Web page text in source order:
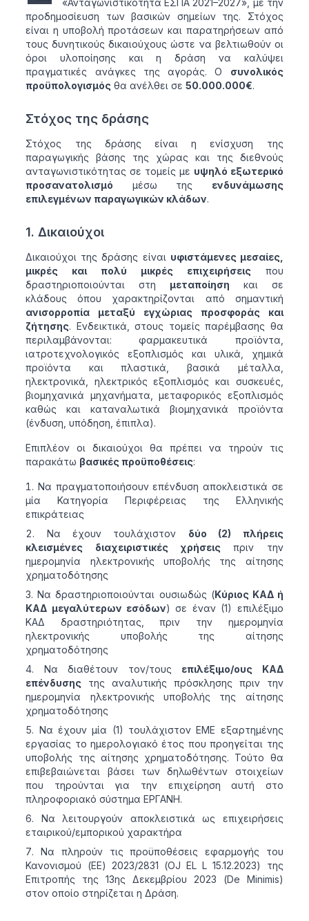
προδημοσίευση των βασικών σημείων της. Στόχος
είναι η υποβολή προτάσεων και παρατηρήσεων από
τους δυνητικούς δικαιούχους ώστε να βελτιωθούν οι
όροι υλοποίησης και η δράση να καλύψει
πραγματικές ανάγκες της αγοράς. Ο συνολικός
προϋπολογισμός θα ανέλθει σε50.000.000€.
Στόχος της δράσης
Στόχος της δράσης είναι η ενίσχυση της
παραγωγικής βάσης της χώρας και της διεθνούς
ανταγωνιστικότητας σε τομείς με υψηλό εξωτερικό
προσανατολισμό μέσω της ενδυνάμωσης
επιλεγμένων παραγωγικών κλάδων.
1. Δικαιούχοι
Δικαιούχοι της δράσης είναι υφιστάμενες μεσαίες,
μικρές και πολύ μικρές επιχειρήσειςπου
δραστηριοποιούνται στη μεταποίηση και σε
κλάδους όπου χαρακτηρίζονται από σημαντική
ανισορροπία μεταξύ εγχώριας προσφοράς και
ζήτησης. Ενδεικτικά, στους τομείς παρέμβασης θα
περιλαμβάνονται: φαρμακευτικά προϊόντα,
ιατροτεχνολογικός εξοπλισμός και υλικά, χημικά
προϊόντα και πλαστικά, βασικά μέταλλα,
ηλεκτρονικά, ηλεκτρικός εξοπλισμός και συσκευές,
βιομηχανικά μηχανήματα, μεταφορικός εξοπλισμός
καθώς και καταναλωτικά βιομηχανικά προϊόντα
(ένδυση, υπόδηση, έπιπλα).
Επιπλέον οι δικαιούχοι θα πρέπει να τηρούν τις
παρακάτω βασικές προϋποθέσεις:
Να πραγματοποιήσουν επένδυση αποκλειστικά σε
μία Κατηγορία Περιφέρειας της Ελληνικής
επικράτειας
Να έχουν τουλάχιστον δύο (2) πλήρεις
κλεισμένες διαχειριστικές χρήσεις πριν την
ημερομηνία ηλεκτρονικής υποβολής της αίτησης
χρηματοδότησης
Να δραστηριοποιούνται ουσιωδώς (Κύριος ΚΑΔ ή
ΚΑΔ μεγαλύτερων εσόδων) σε έναν (1) επιλέξιμο
ΚΑΔ δραστηριότητας, πριν την ημερομηνία
ηλεκτρονικής υποβολής της αίτησης
χρηματοδότησης
Να διαθέτουν τον/τους επιλέξιμο/ους ΚΑΔ
επένδυσης της αναλυτικής πρόσκλησης πριν την
ημερομηνία ηλεκτρονικής υποβολής της αίτησης
χρηματοδότησης
Να έχουν μία (1) τουλάχιστον ΕΜΕ εξαρτημένης
εργασίας το ημερολογιακό έτος που προηγείται της
υποβολής της αίτησης χρηματοδότησης. Τούτο θα
επιβεβαιώνεται βάσει των δηλωθέντων στοιχείων
που τηρούνται για την επιχείρηση αυτή στο
πληροφοριακό σύστημα ΕΡΓΑΝΗ.
Να λειτουργούν αποκλειστικά ως επιχειρήσεις
εταιρικού/εμπορικού χαρακτήρα
Να πληρούν τις προϋποθέσεις εφαρμογής του
Κανονισμού (ΕΕ) 2023/2831 (OJ EL L 15.12.2023) της
Επιτροπής της 13ης Δεκεμβρίου 2023 (De Minimis)
στον οποίο στηρίζεται η Δράση.